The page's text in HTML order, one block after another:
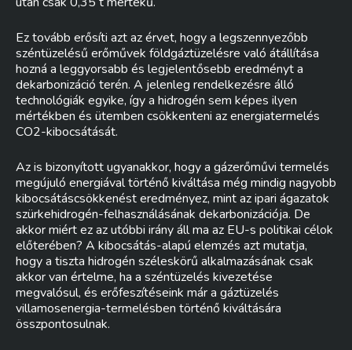
Ez tovább erősíti azt az érvet, hogy a legszennyezőbb
széntüzelésű erőművek földgáztüzelésre való átállítása
hozná a leggyorsabb és legjelentősebb eredményt a
dekarbonizáció terén. A jelenleg rendelkezésre álló
technológiák egyike, így a hidrogén sem képes ilyen
mértékben és ütemben csökkenteni az energiatermelés
CO2-kibocsátását.
Az is bizonyított ugyanakkor, hogy a gázerőművi termelés
megújuló energiával történő kiváltása még mindig nagyobb
kibocsátáscsökkenést eredményez, mint az ipari ágazatok
szürkehidrogén-felhasználásának dekarbonizációja. De
akkor miért ez az utóbbi irány áll ma az EU-s politikai célok
előterében? A kibocsátás-alapú elemzés azt mutatja,
hogy a tiszta hidrogén széleskörű alkalmazásának csak
akkor van értelme, ha a széntüzelés kivezetése
megvalósul, és erőfeszítéseink már a gáztüzelés
villamosenergia-termelésben történő kiváltására
összpontosulnak.